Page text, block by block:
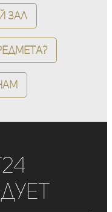
зал